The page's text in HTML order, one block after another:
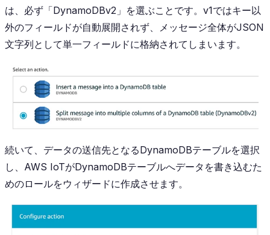
は、必ず「DynamoDBv2」を選ぶことです。v1ではキー以
外のフィールドが自動展開されず、メッセージ全体がJSON
文字列として単一フィールドに格納されてしまいます。
続いて、データの送信先となるDynamoDBテーブルを選択
し、AWS IoTがDynamoDBテーブルへデータを書き込むた
めのロールをウィザードに作成させます。